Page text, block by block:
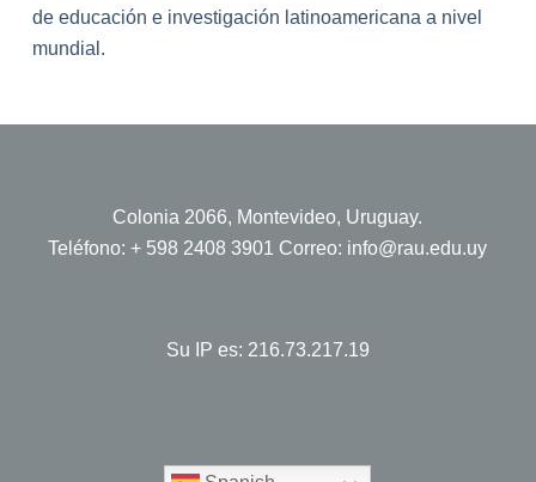
de educación e investigación latinoamericana a nivel
mundial.
Colonia 2066, Montevideo, Uruguay.
Teléfono: + 598 2408 3901 Correo: info@rau.edu.uy
Su IP es: 216.73.217.19